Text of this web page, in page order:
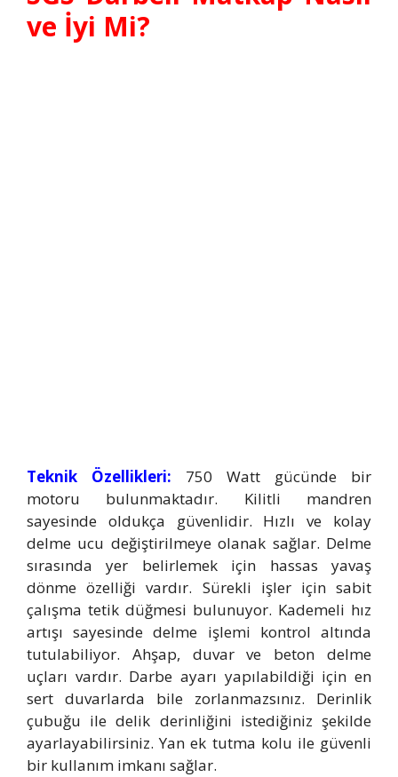
ve İyi Mi?
Teknik Özellikleri: 750 Watt gücünde bir
motoru bulunmaktadır. Kilitli mandren
sayesinde oldukça güvenlidir. Hızlı ve kolay
delme ucu değiştirilmeye olanak sağlar. Delme
sırasında yer belirlemek için hassas yavaş
dönme özelliği vardır. Sürekli işler için sabit
çalışma tetik düğmesi bulunuyor. Kademeli hız
artışı sayesinde delme işlemi kontrol altında
tutulabiliyor. Ahşap, duvar ve beton delme
uçları vardır. Darbe ayarı yapılabildiği için en
sert duvarlarda bile zorlanmazsınız. Derinlik
çubuğu ile delik derinliğini istediğiniz şekilde
ayarlayabilirsiniz. Yan ek tutma kolu ile güvenli
bir kullanım imkanı sağlar.